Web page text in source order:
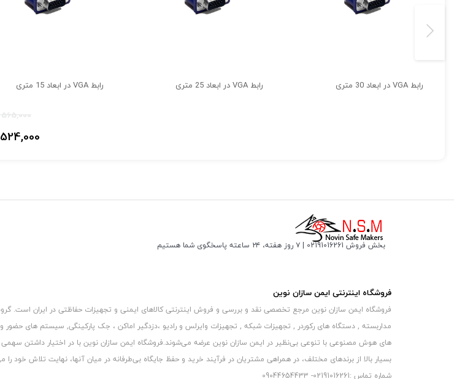
یکی از نکات جالب این محصول این است که این مدل دارای محافظ از جنس پلاستیک بوده که از ورود گرد‌ و‌ غبار به
رابط VGA در ابعاد 30 متری رابط VGA در ابعاد 25 متری رابط VGA در ابعاد 15 متری
565,000
524,000
بخش فروش 02191016261 | ۷ روز هفته، ۲۴ ساعته پاسخگوی شما هستیم
فروشگاه اینترنتی ایمن سازان نوین
فروشگاه ایمن سازان نوین مرجع تخصصی نقد و بررسی و فروش اینترنتی کالاهای ایمنی و تجهیزات حفاظتی در ایران است.
مداربسته , دستگاه های رکوردر , تجهیزات شبکه , تجهیزات وایرلس و رادیو ،دزدگیر اماکن ، جک پارکینگی, سیستم های
های هوش مصنوعی با تنوعی بی‌نظیر در ایمن سازان نوین عرضه می‏‏‏‌شوند.فروشگاه ایمن سازان نوین با در اختیار داشتن سهمی از
بسیار بالا از برندهای مختلف، در همراهی مشتریان در فرآیند خرید و حفظ جایگاه بی‏‏‏‌طرفانه در میان آنها، نهایت تلاش خود را
شماره تماس :02191016261- 09044654433